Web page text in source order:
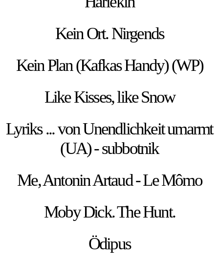
Kein Ort. Nirgends
Kein Plan (Kafkas Handy) (WP)
Like Kisses, like Snow
Lyriks ... von Unendlichkeit umarmt
(UA) - subbotnik
Me, Antonin Artaud - Le Mômo
Moby Dick. The Hunt.
Ödipus